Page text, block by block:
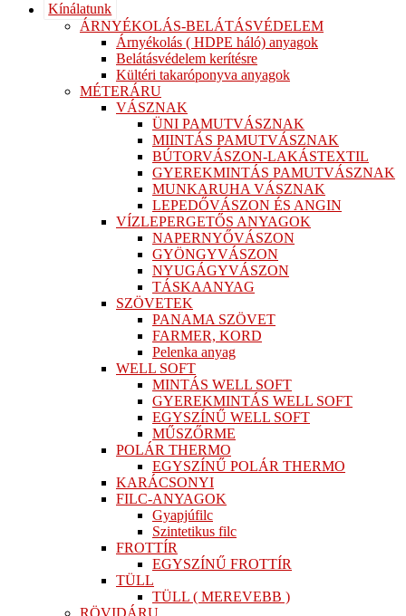
Kínálatunk
ÁRNYÉKOLÁS-BELÁTÁSVÉDELEM
Árnyékolás ( HDPE háló) anyagok
Belátásvédelem kerítésre
Kültéri takaróponyva anyagok
MÉTERÁRU
VÁSZNAK
ÜNI PAMUTVÁSZNAK
MIINTÁS PAMUTVÁSZNAK
BÚTORVÁSZON-LAKÁSTEXTIL
GYEREKMINTÁS PAMUTVÁSZNAK
MUNKARUHA VÁSZNAK
LEPEDŐVÁSZON ÉS ANGIN
VÍZLEPERGETŐS ANYAGOK
NAPERNYŐVÁSZON
GYÖNGYVÁSZON
NYUGÁGYVÁSZON
TÁSKAANYAG
SZÖVETEK
PANAMA SZÖVET
FARMER, KORD
Pelenka anyag
WELL SOFT
MINTÁS WELL SOFT
GYEREKMINTÁS WELL SOFT
EGYSZÍNŰ WELL SOFT
MŰSZŐRME
POLÁR THERMO
EGYSZÍNŰ POLÁR THERMO
KARÁCSONYI
FILC-ANYAGOK
Gyapjúfilc
Szintetikus filc
FROTTÍR
EGYSZÍNŰ FROTTÍR
TÜLL
TÜLL ( MEREVEBB )
RÖVIDÁRU